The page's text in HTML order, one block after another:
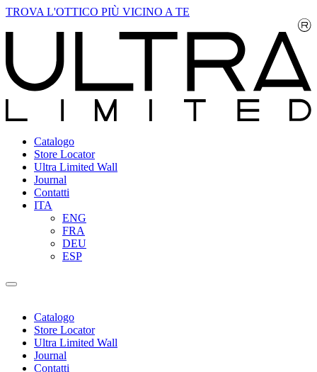
TROVA L'OTTICO PIÙ VICINO A TE
Catalogo
Store Locator
Ultra Limited Wall
Journal
Contatti
ITA
ENG
FRA
DEU
ESP
Catalogo
Store Locator
Ultra Limited Wall
Journal
Contatti